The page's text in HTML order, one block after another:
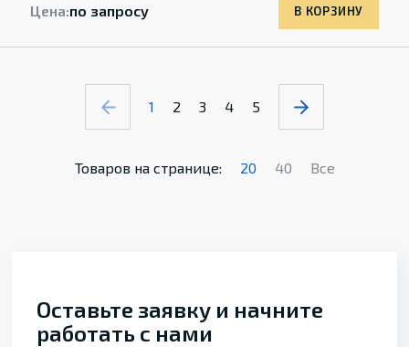
Цена:по запросу В КОРЗИНУ
1 2 3 4 5
Товаров на странице: 20 40 Все
Оставьте заявку и начните
работать с нами